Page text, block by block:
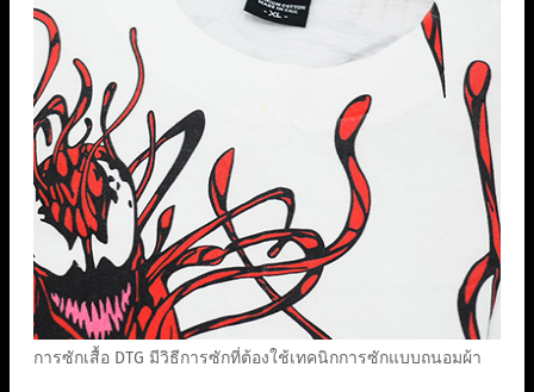
การซักเสื้อ DTG มีวิธีการซักที่ต้องใช้เทคนิกการซักแบบถนอมผ้า